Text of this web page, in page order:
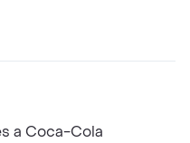
a Coca-Cola